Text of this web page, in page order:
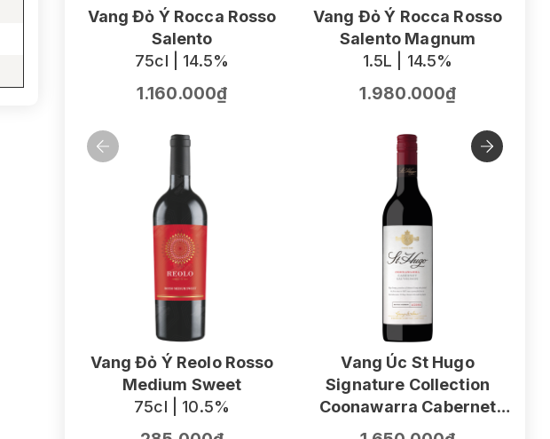
Vang Đỏ Ý Rocca Rosso
Salento
75cl | 14.5%
1.160.000₫
Vang Đỏ Ý Rocca Rosso
Salento Magnum
1.5L | 14.5%
1.980.000₫
Vang Đỏ Ý Reolo Rosso
Medium Sweet
75cl | 10.5%
Vang Úc St Hugo
Signature Collection
Coonawarra Cabernet
Sauvignon